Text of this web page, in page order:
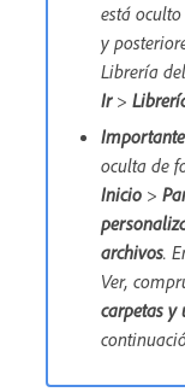
está
y
Librería
Ir >
oculta de
Inicio >
archivos.
Ver,
carpetas y